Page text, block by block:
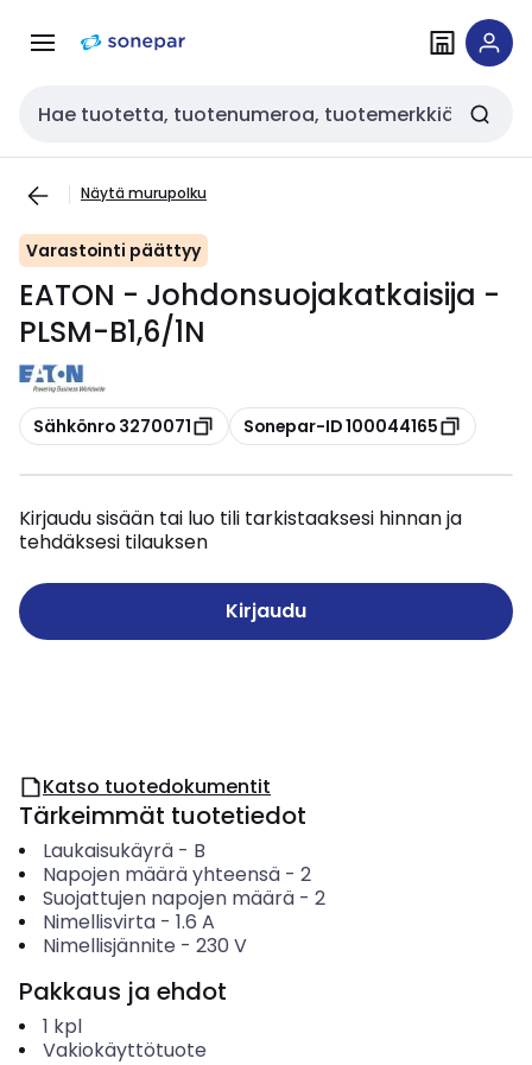
navigointiinsisältöön
Haku
Näytä murupolku
Varastointi päättyy
EATON - Johdonsuojakatkaisija -
PLSM-B1,6/1N
Kopioi
Sähkönro 3270071 Kopioi
Sonepar-ID 100044165
Kirjaudu sisään tai luo tili tarkistaaksesi hinnan ja
tehdäksesi tilauksen
Kirjaudu
Katso tuotedokumentit
Tärkeimmät tuotetiedot
Laukaisukäyrä- B
Napojen määrä yhteensä- 2
Suojattujen napojen määrä- 2
Nimellisvirta- 1.6 A
Nimellisjännite - 230 V
Pakkaus ja ehdot
1 kpl
Vakiokäyttötuote